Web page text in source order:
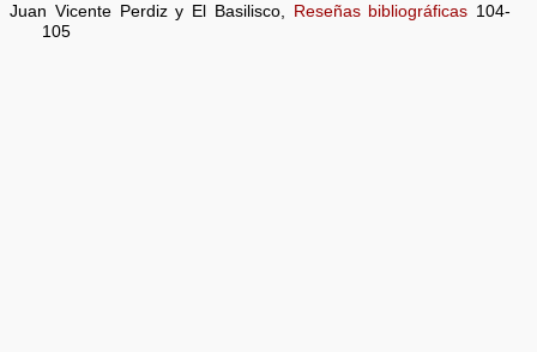
Juan Vicente Perdiz y El Basilisco,
Reseñas bibliográficas 104-
105